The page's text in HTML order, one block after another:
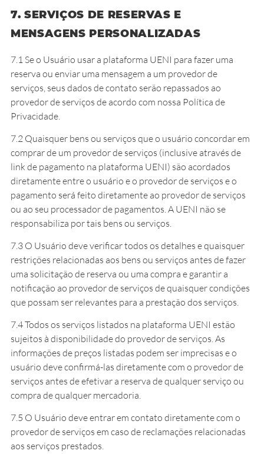
7. SERVIÇOS DE RESERVAS E
MENSAGENS PERSONALIZADAS
7.1 Se o Usuário usar a plataforma UENI para fazer uma
reserva ou enviar uma mensagem a um provedor de
serviços, seus dados de contato serão repassados ao
provedor de serviços de acordo com nossa Política de
Privacidade.
7.2 Quaisquer bens ou serviços que o usuário concordar em
comprar de um provedor de serviços (inclusive através de
link de pagamento na plataforma UENI) são acordados
diretamente entre o usuário e o provedor de serviços e o
pagamento será feito diretamente ao provedor de serviços
ou ao seu processador de pagamentos. A UENI não se
responsabiliza por tais bens ou serviços.
7.3 O Usuário deve verificar todos os detalhes e quaisquer
restrições relacionadas aos bens ou serviços antes de fazer
uma solicitação de reserva ou uma compra e garantir a
notificação ao provedor de serviços de quaisquer condições
que possam ser relevantes para a prestação dos serviços.
7.4 Todos os serviços listados na plataforma UENI estão
sujeitos à disponibilidade do provedor de serviços. As
informações de preços listadas podem ser imprecisas e o
usuário deve confirmá-las diretamente com o provedor de
serviços antes de efetivar a reserva de qualquer serviço ou
compra de qualquer mercadoria.
7.5 O Usuário deve entrar em contato diretamente com o
provedor de serviços em caso de reclamações relacionadas
aos serviços prestados.